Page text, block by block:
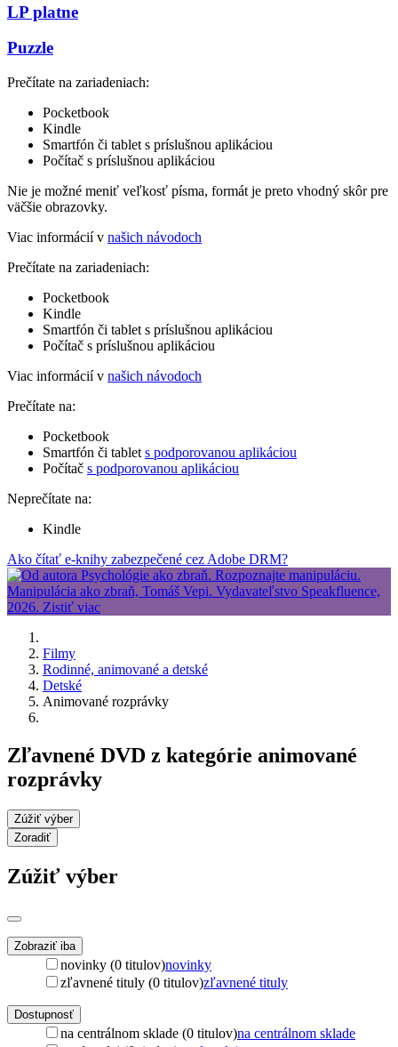
LP platne
Puzzle
Prečítate na zariadeniach:
Pocketbook
Kindle
Smartfón či tablet s príslušnou aplikáciou
Počítač s príslušnou aplikáciou
Nie je možné meniť veľkosť písma, formát je preto vhodný skôr pre
väčšie obrazovky.
Viac informácií v našich návodoch
Prečítate na zariadeniach:
Pocketbook
Kindle
Smartfón či tablet s príslušnou aplikáciou
Počítač s príslušnou aplikáciou
Viac informácií v našich návodoch
Prečítate na:
Pocketbook
Smartfón či tablet s podporovanou aplikáciou
Počítač s podporovanou aplikáciou
Neprečítate na:
Kindle
Ako čítať e-knihy zabezpečené cez Adobe DRM?
Filmy
Rodinné, animované a detské
Detské
Animované rozprávky
Zľavnené DVD z kategórie animované
rozprávky
Zúžiť výber
Zoradiť
Zúžiť výber
Zobraziť iba
novinky (0 titulov)novinky
zľavnené tituly (0 titulov)zľavnené tituly
Dostupnosť
na centrálnom sklade (0 titulov)na centrálnom sklade